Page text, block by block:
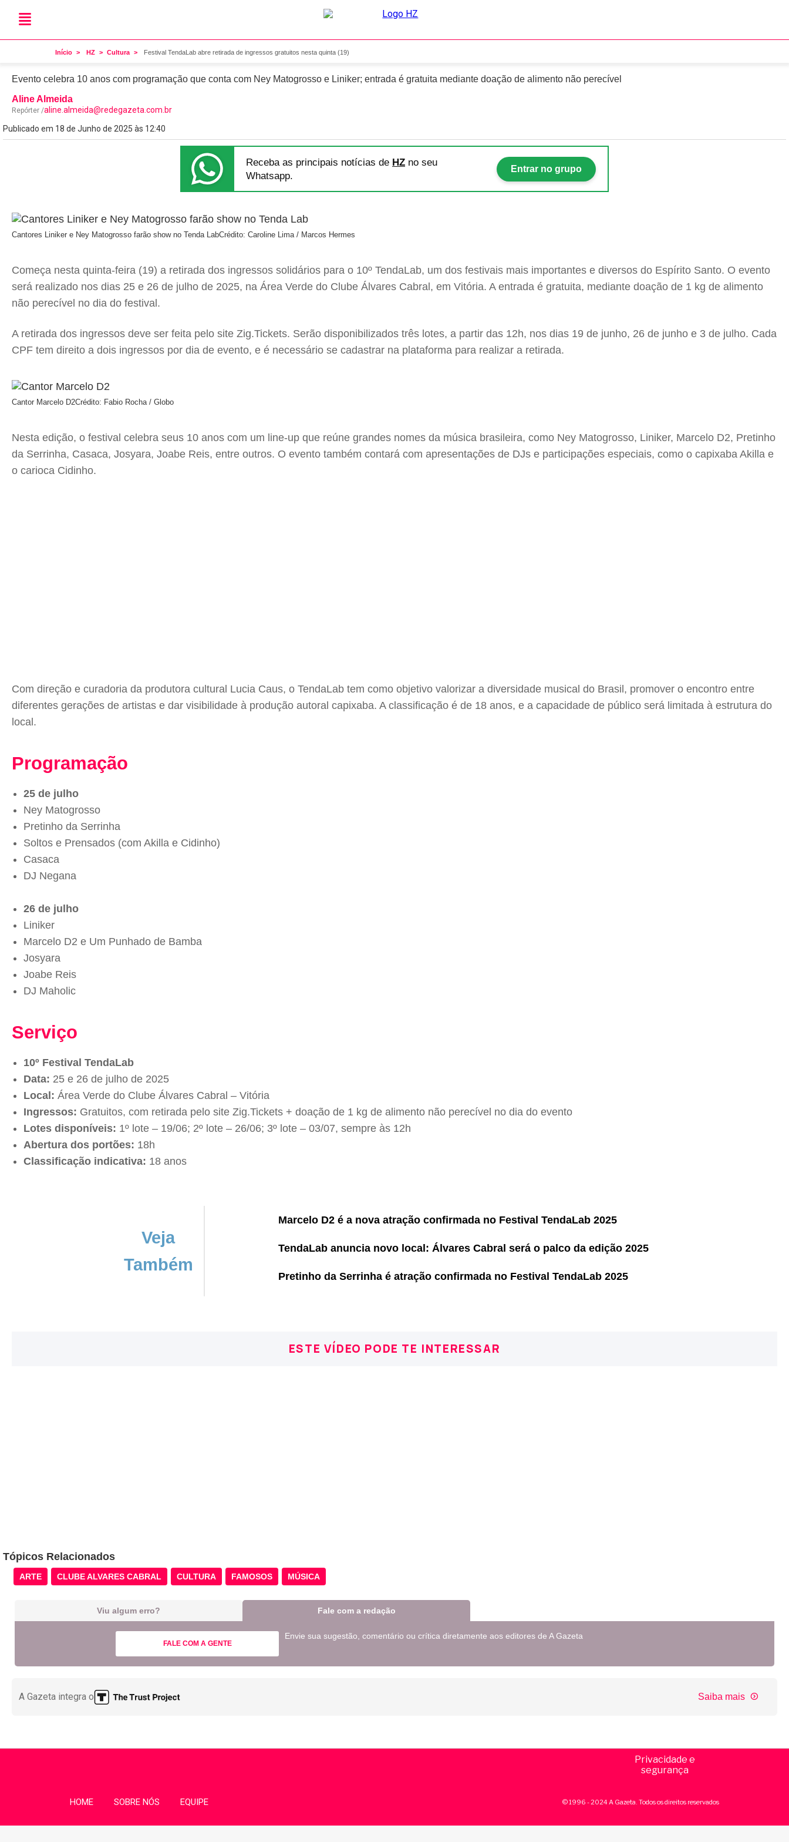
Início HZ Cultura Festival TendaLab abre retirada de ingressos gratuitos nesta quinta (19)
Veio aí
Festival TendaLab abre retirada de ingressos gratuitos nesta quinta (19)
Evento celebra 10 anos com programação que conta com Ney Matogrosso e Liniker; entrada é gratuita mediante doação de alimento não perecível
Aline Almeida
Repórter /aline.almeida@redegazeta.com.br
Publicado em 18 de Junho de 2025 às 12:40
Receba as principais notícias de HZ no seu
Whatsapp.
Entrar no grupo
Cantores Liniker e Ney Matogrosso farão show no Tenda LabCrédito: Caroline Lima / Marcos Hermes
Começa nesta quinta-feira (19) a retirada dos ingressos solidários para o 10º TendaLab, um dos festivais mais importantes e diversos do Espírito Santo. O evento
será realizado nos dias 25 e 26 de julho de 2025, na Área Verde do Clube Álvares Cabral, em Vitória. A entrada é gratuita, mediante doação de 1 kg de alimento
não perecível no dia do festival.
A retirada dos ingressos deve ser feita pelo site Zig.Tickets. Serão disponibilizados três lotes, a partir das 12h, nos dias 19 de junho, 26 de junho e 3 de julho. Cada
CPF tem direito a dois ingressos por dia de evento, e é necessário se cadastrar na plataforma para realizar a retirada.
Cantor Marcelo D2Crédito: Fabio Rocha / Globo
Nesta edição, o festival celebra seus 10 anos com um line-up que reúne grandes nomes da música brasileira, como Ney Matogrosso, Liniker, Marcelo D2, Pretinho
da Serrinha, Casaca, Josyara, Joabe Reis, entre outros. O evento também contará com apresentações de DJs e participações especiais, como o capixaba Akilla e
o carioca Cidinho.
Com direção e curadoria da produtora cultural Lucia Caus, o TendaLab tem como objetivo valorizar a diversidade musical do Brasil, promover o encontro entre
diferentes gerações de artistas e dar visibilidade à produção autoral capixaba. A classificação é de 18 anos, e a capacidade de público será limitada à estrutura do
local.
Programação
25 de julho
Ney Matogrosso
Pretinho da Serrinha
Soltos e Prensados (com Akilla e Cidinho)
Casaca
DJ Negana
26 de julho
Liniker
Marcelo D2 e Um Punhado de Bamba
Josyara
Joabe Reis
DJ Maholic
Serviço
10º Festival TendaLab
Data: 25 e 26 de julho de 2025
Local: Área Verde do Clube Álvares Cabral – Vitória
Ingressos: Gratuitos, com retirada pelo site Zig.Tickets + doação de 1 kg de alimento não perecível no dia do evento
Lotes disponíveis: 1º lote – 19/06; 2º lote – 26/06; 3º lote – 03/07, sempre às 12h
Abertura dos portões: 18h
Classificação indicativa: 18 anos
Veja
Também
Marcelo D2 é a nova atração confirmada no Festival TendaLab 2025
TendaLab anuncia novo local: Álvares Cabral será o palco da edição 2025
Pretinho da Serrinha é atração confirmada no Festival TendaLab 2025
ESTE VÍDEO PODE TE INTERESSAR
Tópicos Relacionados
ARTE CLUBE ALVARES CABRAL CULTURA FAMOSOS MÚSICA
Viu algum erro? Fale com a redação
FALE COM A GENTE
Envie sua sugestão, comentário ou crítica diretamente aos editores de A Gazeta
A Gazeta integra o Saiba mais
Privacidade e
segurança
HOME SOBRE NÓS EQUIPE © 1996 - 2024 A Gazeta. Todos os direitos reservados